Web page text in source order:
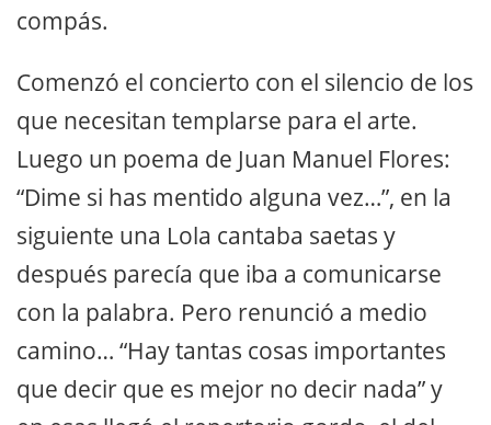
compás.
Comenzó el concierto con el silencio de los
que necesitan templarse para el arte.
Luego un poema de Juan Manuel Flores:
“Dime si has mentido alguna vez…”, en la
siguiente una Lola cantaba saetas y
después parecía que iba a comunicarse
con la palabra. Pero renunció a medio
camino… “Hay tantas cosas importantes
que decir que es mejor no decir nada” y